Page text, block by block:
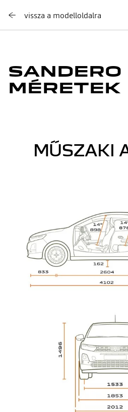
vissza a modelloldalra
SANDERO
MÉRETEK
MŰSZAKI